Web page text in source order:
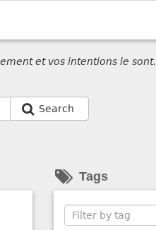
et vos intentions le sont.
Search
Tags